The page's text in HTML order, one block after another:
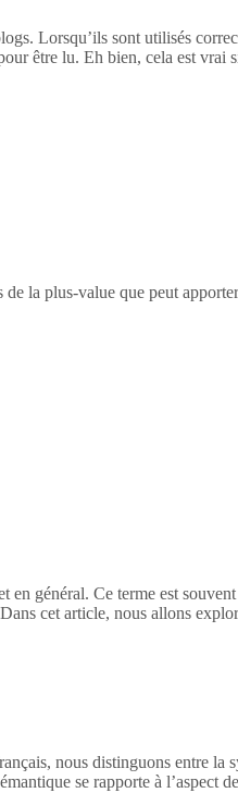
Lorsqu’ils sont utilisés
être lu. Eh bien, cela est vrai
la plus-value que peut
en général. Ce terme est
cet article, nous allons
nous distinguons entre la
se rapporte à l’aspect